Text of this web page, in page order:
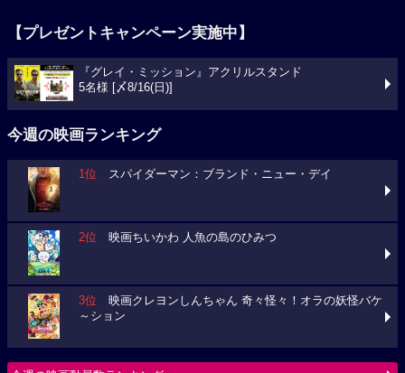
【プレゼントキャンペーン実施中】
『グレイ・ミッション』アクリルスタンド
5名様 [〆8/16(日)]
今週の映画ランキング
1位 スパイダーマン：ブランド・ニュー・デイ
2位 映画ちいかわ 人魚の島のひみつ
3位 映画クレヨンしんちゃん 奇々怪々！オラの妖怪バケ
～ション